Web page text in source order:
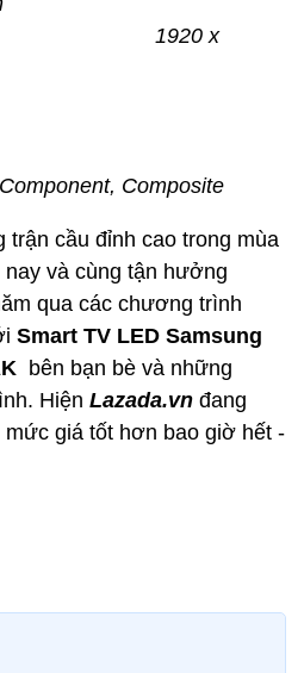
1920 x
Composite
trận cầu đỉnh cao trong mùa
và cùng tận hưởng
qua các chương trình
Smart TV LED Samsung
bên bạn bè và những
Hiện Lazada.vn đang
mức giá tốt hơn bao giờ hết -